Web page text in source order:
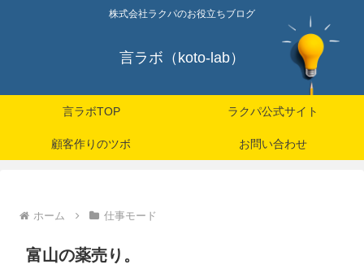
株式会社ラクパのお役立ちブログ
言ラボ（koto-lab）
言ラボTOP ラクパ公式サイト
顧客作りのツボ お問い合わせ
ホーム 仕事モード
富山の薬売り。